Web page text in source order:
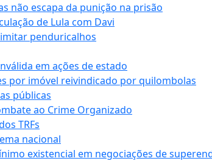
não escapa da punição na prisão
de Lula com Davi
penduricalhos
em ações de estado
por imóvel reivindicado por quilombolas
públicas
ao Crime Organizado
TRFs
nacional
existencial em negociações de